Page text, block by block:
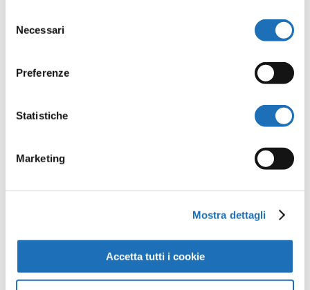
delNecessari
Preferenze
Statistiche
Marketing
Mostra dettagli
Accetta tutti i cookie
“patrimonio culturale immateriale”
La Soprintendenza Archeologia, Belle
Cesenatico, sabato 13 maggio 2023 ha
presentato il riconoscimento
dell’interesse culturale della pratica della